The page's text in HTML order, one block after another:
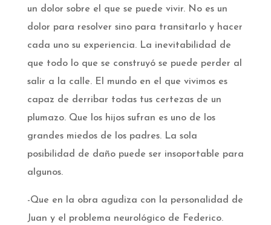
un dolor sobre el que se puede vivir. No es un
dolor para resolver sino para transitarlo y hacer
cada uno su experiencia. La inevitabilidad de
que todo lo que se construyó se puede perder al
salir a la calle. El mundo en el que vivimos es
capaz de derribar todas tus certezas de un
plumazo. Que los hijos sufran es uno de los
grandes miedos de los padres. La sola
posibilidad de daño puede ser insoportable para
algunos.
-Que en la obra agudiza con la personalidad de
Juan y el problema neurológico de Federico.